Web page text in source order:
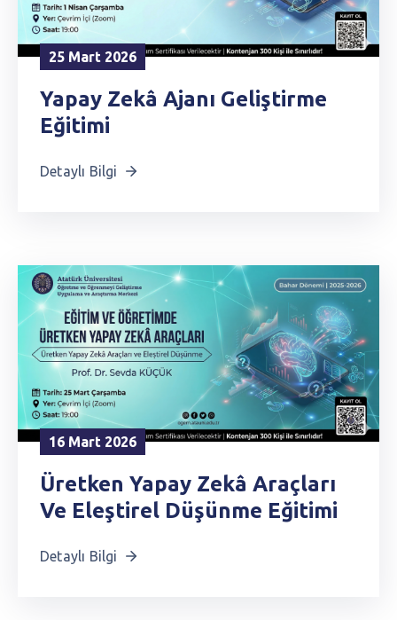
25 Mart 2026
Yapay Zekâ Ajanı Geliştirme
Eğitimi
Detaylı Bilgi
16 Mart 2026
Üretken Yapay Zekâ Araçları
Ve Eleştirel Düşünme Eğitimi
Detaylı Bilgi